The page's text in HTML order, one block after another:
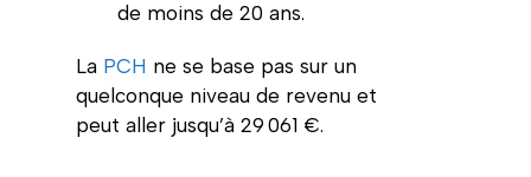
de moins de 20 ans.
La PCH ne se base pas sur un
quelconque niveau de revenu et
peut aller jusqu’à 29 061 €.